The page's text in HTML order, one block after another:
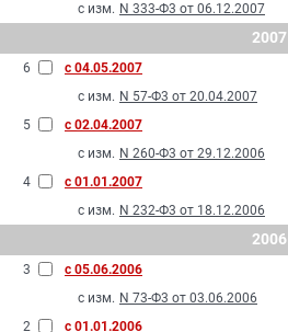
с изм. N 333-Ф3 от 06.12.2007
2007
6
с 04.05.2007
с изм. N 57-Ф3 от 20.04.2007
5
с 02.04.2007
с изм. N 260-Ф3 от 29.12.2006
4
с 01.01.2007
с изм. N 232-Ф3 от 18.12.2006
2006
3
с 05.06.2006
с изм. N 73-Ф3 от 03.06.2006
2
с 01.01.2006